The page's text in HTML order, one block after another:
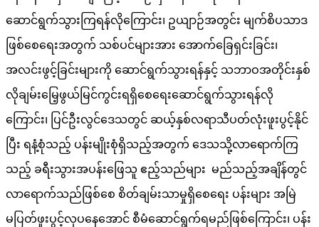
ဆောင်ရွက်သွားကြရန်လိုကြောင်း၊ ဥယျာဉ်အတွင်း မျက်စိပသာဒ
ဖြစ်စေရေးအတွက် သစ်ပင်များအား အောက်ခြေရှင်းခြင်း၊
အလင်းဖွင့်ခြင်းများကို ဆောင်ရွက်သွားရန်နှင့် သဘာဝအတိုင်းနှစ်
လိုချမ်းမြေ့ဖွယ်မြင်ကွင်းရရှိစေရေးဆောင်ရွက်သွားရန်လို
ကြောင်း၊ ပြင်ဦးလွင်ဒေသတွင် ဆယ့်နှစ်လရာသီပတ်လုံးဖူးပွင့်နိုင်
ပြီး ရနံ့စုံသည့် ပန်းမျိုးစုံရှိသည့်အတွက် ဒေသသို့လာရောက်ကြ
သည့် ခရီးသွားအပန်းဖြေသူ ဧည့်သည်များ မည်သည့်အချိန်တွင်
လာရောက်သည်ဖြစ်စေ စိတ်ချမ်းသာမှုရှိစေရေး ပန်းများ အမြဲ
မပြတ်ဖူးပွင့်လှပနေအောင် စီမံဆောင်ရွက်ရမည်ဖြစ်ကြောင်း၊ ပန်း